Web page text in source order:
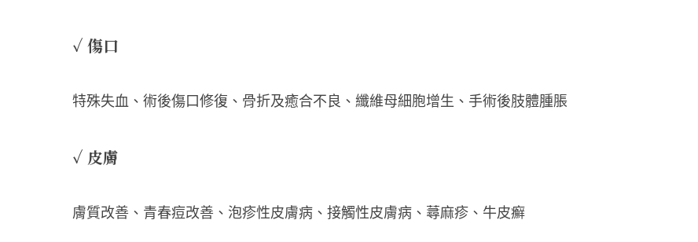
✓ 傷口
特殊失血、術後傷口修復、骨折及癒合不良、纖維母細胞增生、手術後肢體腫脹
✓ 皮膚
膚質改善、青春痘改善、泡疹性皮膚病、接觸性皮膚病、蕁麻疹、牛皮癬